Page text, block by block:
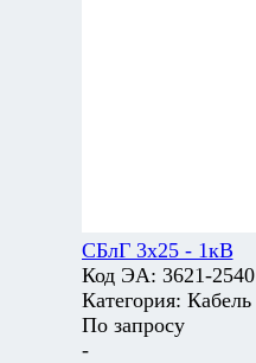
СБлГ 3х25 - 1кВ
Код ЭА: 3621-2540
Категория: Кабель
По запросу
-